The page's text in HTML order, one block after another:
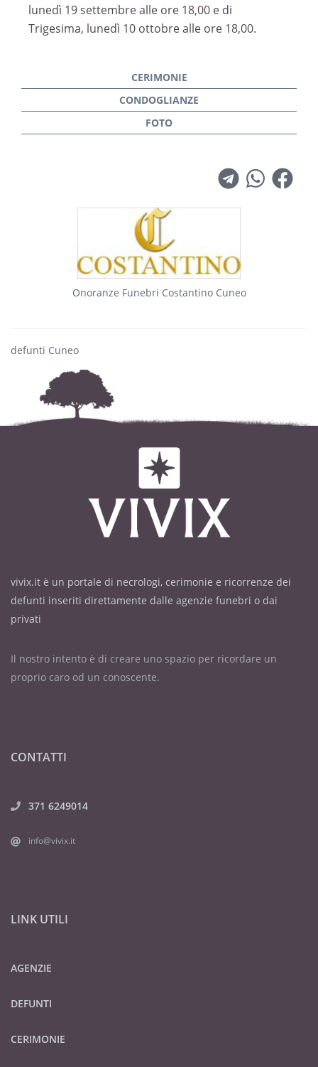
lunedì 19 settembre alle ore 18,00 e di
Trigesima, lunedì 10 ottobre alle ore 18,00.
Onoranze Funebri Costantino Cuneo
defunti Cuneo
vivix.it è un portale di necrologi, cerimonie e ricorrenze dei
defunti inseriti direttamente dalle agenzie funebri o dai
privati
Il nostro intento è di creare uno spazio per ricordare un
proprio caro od un conoscente.
CONTATTI
371 6249014
info@vivix.it
LINK UTILI
AGENZIE
DEFUNTI
CERIMONIE